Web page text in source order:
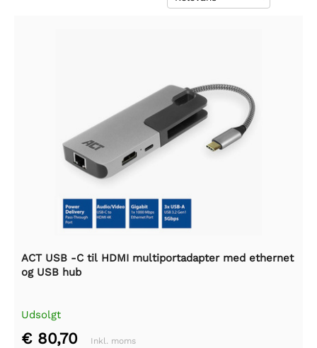
ACT USB -C til HDMI multiportadapter med ethernet
og USB hub
Udsolgt
€ 80,70 Inkl. moms